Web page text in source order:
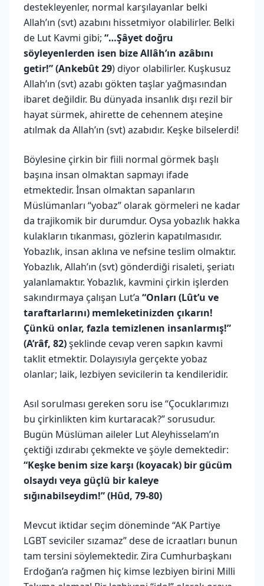
destekleyenler, normal karşılayanlar belki
Allah’ın (svt) azabını hissetmiyor olabilirler. Belki
de Lut Kavmi gibi; “…Şâyet doğru
söyleyenlerden isen bize Allâh’ın azâbını
getir!” (Ankebût 29) diyor olabilirler. Kuşkusuz
Allah’ın (svt) azabı gökten taşlar yağmasından
ibaret değildir. Bu dünyada insanlık dışı rezil bir
hayat sürmek, ahirette de cehennem ateşine
atılmak da Allah’ın (svt) azabıdır. Keşke bilselerdi!
Böylesine çirkin bir fiili normal görmek başlı
başına insan olmaktan sapmayı ifade
etmektedir. İnsan olmaktan sapanların
Müslümanları “yobaz” olarak görmeleri ne kadar
da trajikomik bir durumdur. Oysa yobazlık hakka
kulakların tıkanması, gözlerin kapatılmasıdır.
Yobazlık, insan aklına ve nefsine teslim olmaktır.
Yobazlık, Allah’ın (svt) gönderdiği risaleti, şeriatı
yalanlamaktır. Yobazlık, kavmini çirkin işlerden
sakındırmaya çalışan Lut’a “Onları (Lût’u ve
taraftarlarını) memleketinizden çıkarın!
Çünkü onlar, fazla temizlenen insanlarmış!”
(A’râf, 82)şeklinde cevap veren sapkın kavmi
taklit etmektir. Dolayısıyla gerçekte yobaz
olanlar; laik, lezbiyen sevicilerin ta kendileridir.
Asıl sorulması gereken soru ise “Çocuklarımızı
bu çirkinlikten kim kurtaracak?” sorusudur.
Bugün Müslüman aileler Lut Aleyhisselam’ın
çektiği ızdırabı çekmekte ve şöyle demektedir:
“Keşke benim size karşı (koyacak) bir gücüm
olsaydı veya güçlü bir kaleye
sığınabilseydim!” (Hûd, 79-80)
Mevcut iktidar seçim döneminde “AK Partiye
LGBT seviciler sızamaz” dese de icraatları bunun
tam tersini söylemektedir. Zira Cumhurbaşkanı
Erdoğan’a rağmen hiç kimse lezbiyen birini Milli